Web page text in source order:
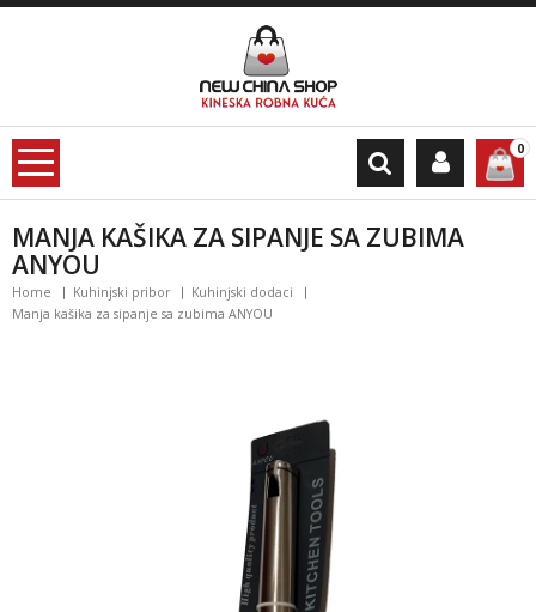
0
MANJA KAŠIKA ZA SIPANJE SA ZUBIMA
ANYOU
Home Kuhinjski pribor
Kuhinjski dodaci
Manja kašika za sipanje sa zubima ANYOU